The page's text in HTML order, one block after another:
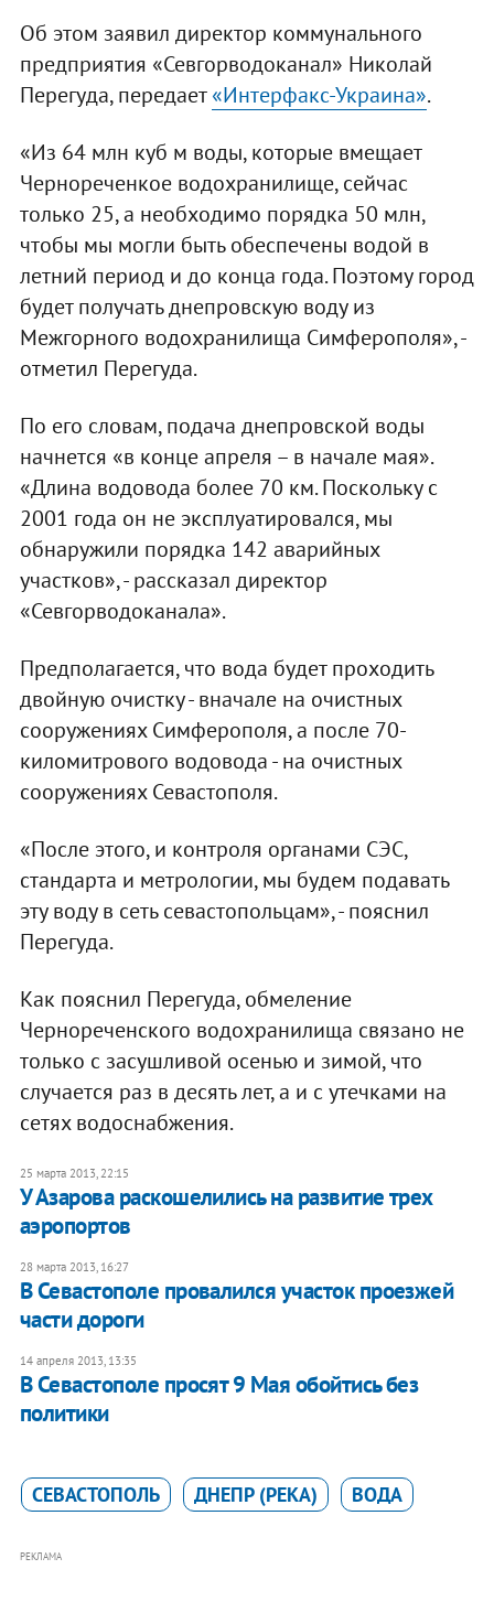
Об этом заявил директор коммунального
предприятия «Севгорводоканал» Николай
Перегуда, передает«Интерфакс-Украина».
«Из 64 млн куб м воды, которые вмещает
Чернореченкое водохранилище, сейчас
только 25, а необходимо порядка 50 млн,
чтобы мы могли быть обеспечены водой в
летний период и до конца года. Поэтому город
будет получать днепровскую воду из
Межгорного водохранилища Симферополя», -
отметил Перегуда.
По его словам, подача днепровской воды
начнется «в конце апреля – в начале мая».
«Длина водовода более 70 км. Поскольку с
2001 года он не эксплуатировался, мы
обнаружили порядка 142 аварийных
участков», - рассказал директор
«Севгорводоканала».
Предполагается, что вода будет проходить
двойную очистку - вначале на очистных
сооружениях Симферополя, а после 70-
киломитрового водовода - на очистных
сооружениях Севастополя.
«После этого, и контроля органами СЭС,
стандарта и метрологии, мы будем подавать
эту воду в сеть севастопольцам», - пояснил
Перегуда.
Как пояснил Перегуда, обмеление
Чернореченского водохранилища связано не
только с засушливой осенью и зимой, что
случается раз в десять лет, а и с утечками на
сетях водоснабжения.
25 марта 2013, 22:15
У Азарова раскошелились на развитие трех
аэропортов
28 марта 2013, 16:27
В Севастополе провалился участок проезжей
части дороги
14 апреля 2013, 13:35
В Севастополе просят 9 Мая обойтись без
политики
СЕВАСТОПОЛЬ ДНЕПР (РЕКА) ВОДА
РЕКЛАМА